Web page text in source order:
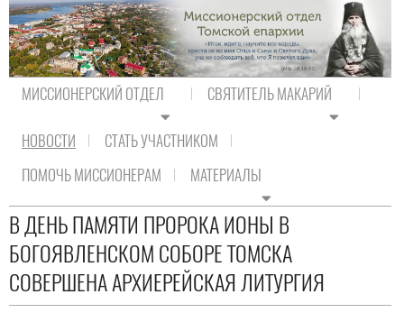
МИССИОНЕРСКИЙ ОТДЕЛ СВЯТИТЕЛЬ МАКАРИЙ
НОВОСТИ
СТАТЬ УЧАСТНИКОМ
ПОМОЧЬ МИССИОНЕРАМ
МАТЕРИАЛЫ
Новости епархии
В ДЕНЬ ПАМЯТИ ПРОРОКА ИОНЫ В
БОГОЯВЛЕНСКОМ СОБОРЕ ТОМСКА
СОВЕРШЕНА АРХИЕРЕЙСКАЯ ЛИТУРГИЯ